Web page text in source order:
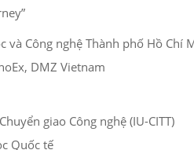
và Công nghệ Thành phố Hồ
DMZ Vietnam
giao Công nghệ (IU-CITT)
Quốc tế